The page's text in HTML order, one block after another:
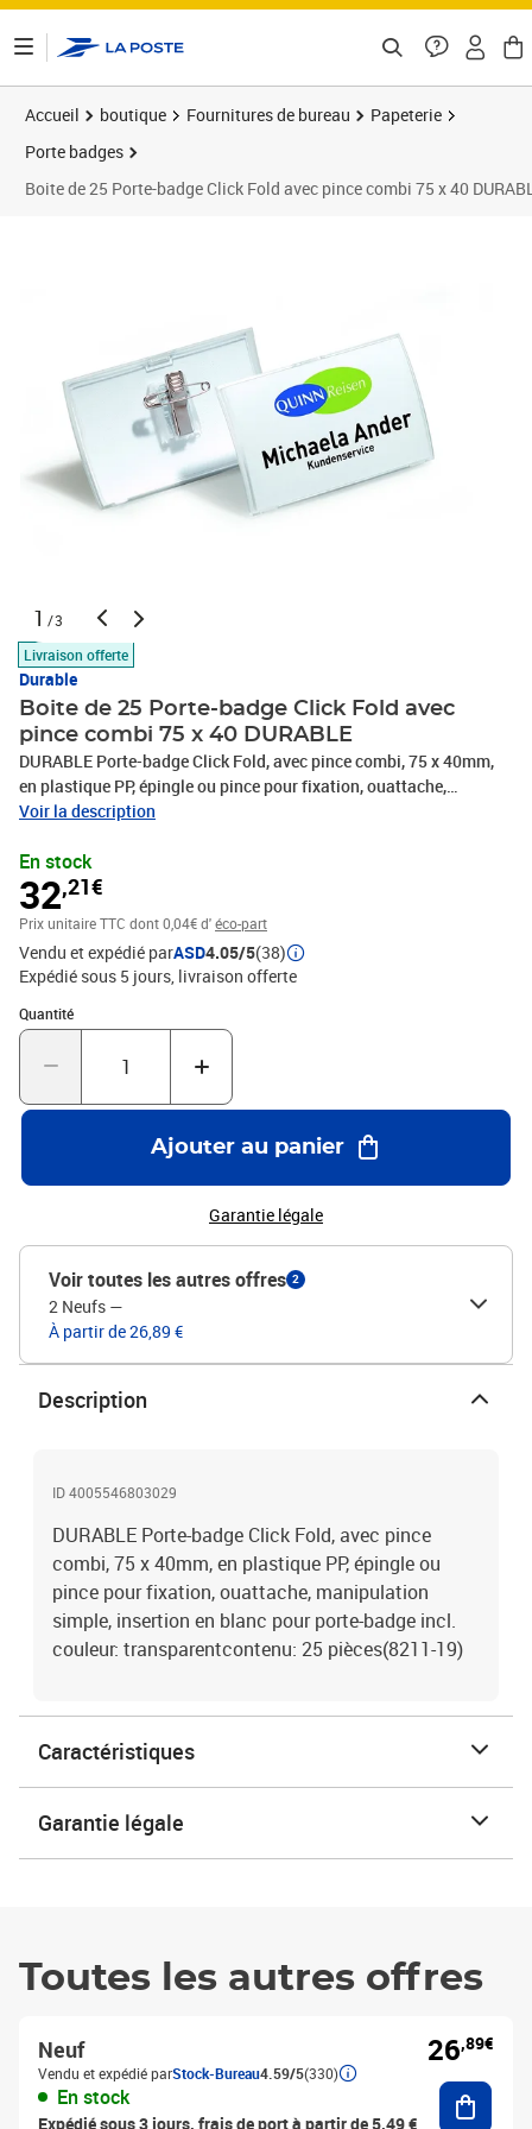
Accueil boutique Fournitures de bureau
Papeterie
Porte badges
Boite de 25 Porte-badge Click Fold avec pince combi 75 x 40
1 /3
Livraison offerte
Durable
Boite de 25 Porte-badge Click Fold avec
pince combi 75 x 40 DURABLE
DURABLE Porte-badge Click Fold, avec pince combi, 75 x 40mm,
en plastique PP, épingle ou pince pour fixation, ouattache,
manipulation simple, insertion en blanc pour porte-badge incl.
Voir la description
En stock
32,21€
Prix unitaire TTC dont 0,04€ d'éco-part
Vendu et expédié parASD4.05/5(38)
Expédié sous 5 jours livraison offerte
Quantité
Quantité : 1
Ajouter au panier
Garantie légale
Voir toutes les autres offres 2
2 Neufs —
À partir de 26,89 €
Description
ID 4005546803029
DURABLE Porte-badge Click Fold, avec pince
combi, 75 x 40mm, en plastique PP, épingle ou
pince pour fixation, ouattache, manipulation
simple, insertion en blanc pour porte-badge incl.
couleur: transparentcontenu: 25 pièces(8211-19)
Caractéristiques
Garantie légale
Toutes les autres offres
Neuf
Vendu et expédié parStock-Bureau4.59/5(330)
En stock
Expédié sous 3 jours, frais de port à partir de 5,49 €
26,89€